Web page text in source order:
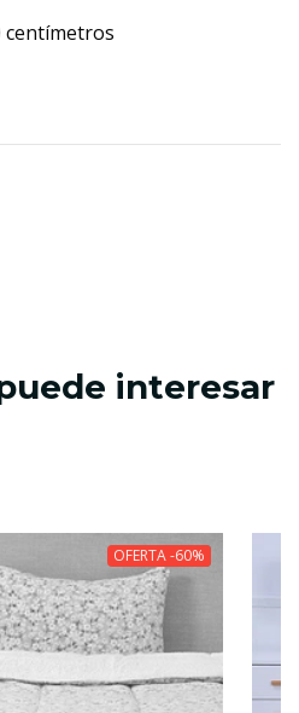
centímetros
interesar
AGOTADO
OFERTA -60%